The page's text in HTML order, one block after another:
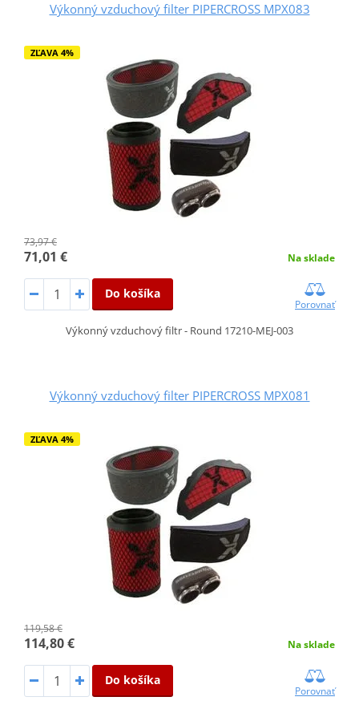
Výkonný vzduchový filter PIPERCROSS MPX083
ZĽAVA 4%
73,97 €
71,01 € Na sklade
Do košíka
Porovnať
Výkonný vzduchový filtr - Round 17210-MEJ-003
Výkonný vzduchový filter PIPERCROSS MPX081
ZĽAVA 4%
119,58 €
114,80 € Na sklade
Do košíka
Porovnať